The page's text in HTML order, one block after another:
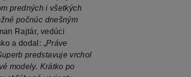
predných i všetkých
počnúc dnešným
Rajtár, vedúci
a dodal: „Práve
predstavuje vrchol
modely. Krátko po